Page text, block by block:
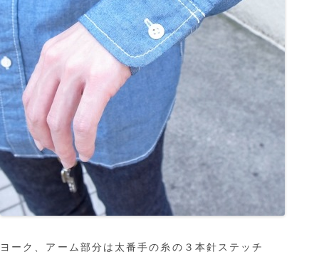
ヨーク、アーム部分は太番手の糸の３本針ステッチ